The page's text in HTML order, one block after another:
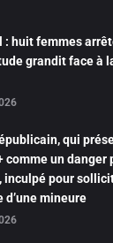
: huit femmes
grandit face à
qui
comme un danger
inculpé pour
d’une mineure